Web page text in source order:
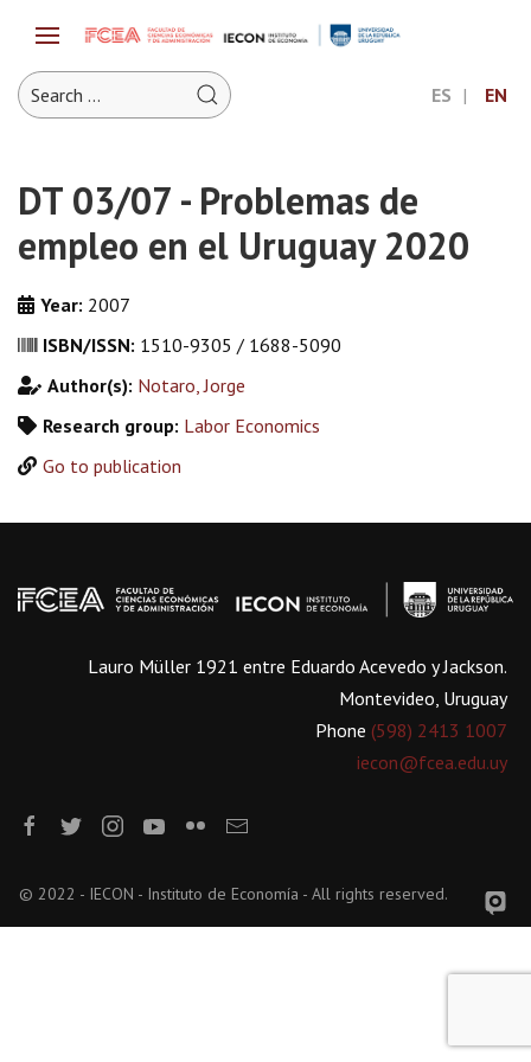
ES EN
DT 03/07 - Problemas de
empleo en el Uruguay 2020
Year: 2007
ISBN/ISSN: 1510-9305 / 1688-5090
Author(s): Notaro, Jorge
Research group: Labor Economics
Go to publication
Lauro Müller 1921 entre Eduardo Acevedo y Jackson.
Montevideo, Uruguay
Phone (598) 2413 1007
iecon@fcea.edu.uy
© 2022 - IECON - Instituto de Economía - All rights reserved.